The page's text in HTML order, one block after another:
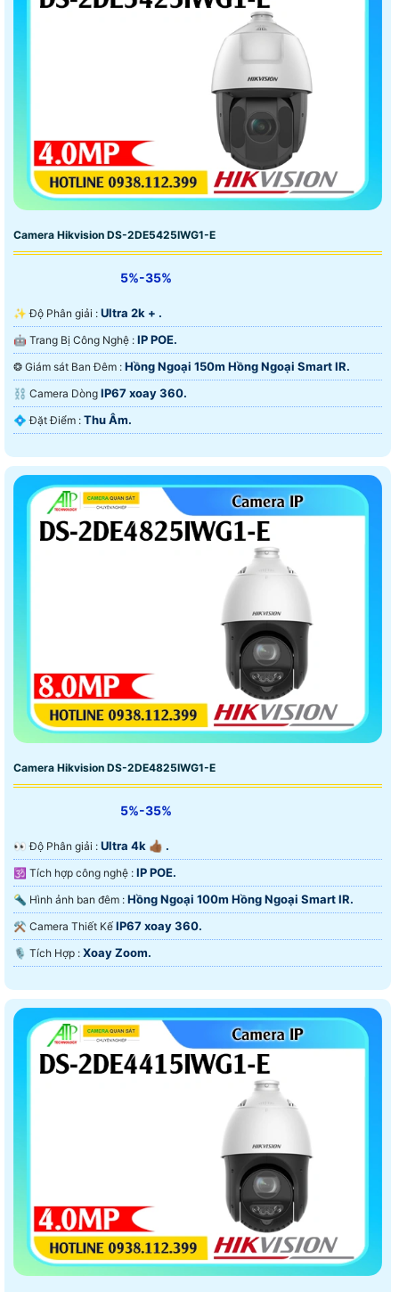
Camera Hikvision DS-2DE5425IWG1-E
5%-35%
✨ Độ Phân giải : Ultra 2k + .
🤖️ Trang Bị Công Nghệ : IP POE.
❂ Giám sát Ban Đêm : Hồng Ngoại 150m Hồng Ngoại Smart IR.
⛓ Camera Dòng IP67 xoay 360.
️💠 Đặt Điểm : Thu Âm.
Camera Hikvision DS-2DE4825IWG1-E
5%-35%
️👀 Độ Phân giải : Ultra 4k 👍🏾 .
🕉️ Tích hợp công nghệ : IP POE.
🔦 Hình ảnh ban đêm : Hồng Ngoại 100m Hồng Ngoại Smart IR.
⚒ Camera Thiết Kế IP67 xoay 360.
️🎙 Tích Hợp : Xoay Zoom.